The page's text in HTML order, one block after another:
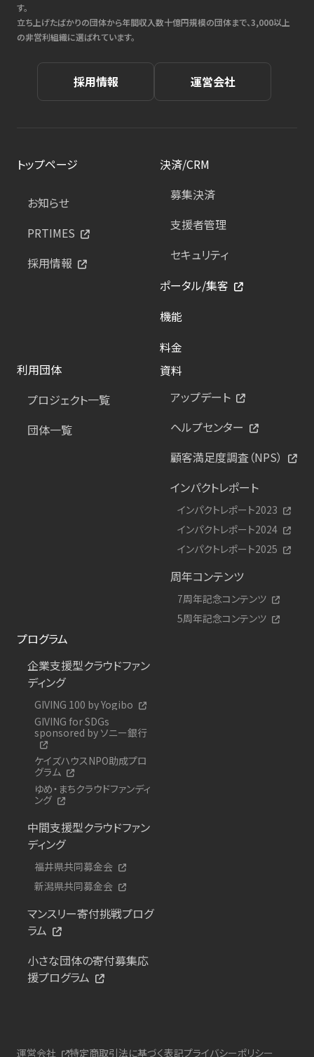
す。
立ち上げたばかりの団体から年間収入数十億円規模の団体まで、3,000以上
の非営利組織に選ばれています。
採用情報 運営会社
トップページ
お知らせ
PRTIMES
採用情報
決済/CRM
募集決済
支援者管理
セキュリティ
ポータル/集客
機能
料金
利用団体
プロジェクト一覧
団体一覧
資料
アップデート
ヘルプセンター
顧客満足度調査（NPS）
インパクトレポート
インパクトレポート2023
インパクトレポート2024
インパクトレポート2025
周年コンテンツ
7周年記念コンテンツ
5周年記念コンテンツ
プログラム
企業支援型クラウドファン
ディング
GIVING 100 by Yogibo
GIVING for SDGs
sponsored by ソニー銀行
ケイズハウスNPO助成プロ
グラム
ゆめ・まちクラウドファンディ
ング
中間支援型クラウドファン
ディング
福井県共同募金会
新潟県共同募金会
マンスリー寄付挑戦プログ
ラム
小さな団体の寄付募集応
援プログラム
運営会社 特定商取引法に基づく表記プライバシーポリシー